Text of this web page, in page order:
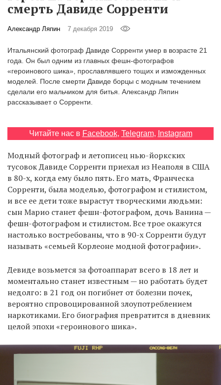
смерть Давиде Сорренти
Александр Ляпин 7 декабря 2019
Итальянский фотограф Давиде Сорренти умер в возрасте 21
года. Он был одним из главных фешн-фотографов
«героинового шика», прославлявшего тощих и изможденных
моделей. После смерти Давиде борцы с модным течением
сделали его мальчиком для битья. Александр Ляпин
рассказывает о Сорренти.
Читайте нас в Facebook, Telegram, Instagram
Модный фотограф и летописец нью-йоркских
тусовок Давиде Сорренти приехал из Неаполя в США
в 80-х, когда ему было пять. Его мать, Франческа
Сорренти, была моделью, фотографом и стилистом,
и все ее дети тоже вырастут творческими людьми:
сын Марио станет фешн-фотографом, дочь Ванина —
фешн-фотографом и стилистом. Все трое окажутся
настолько востребованы, что в 90-х Сорренти будут
называть «семьей Корлеоне модной фотографии».
Девиде возьмется за фотоаппарат всего в 18 лет и
моментально станет известным — но работать будет
недолго: в 21 год он погибнет от болезни почек,
вероятно спровоцированной злоупотреблением
наркотиками. Его биография превратится в дневник
целой эпохи «героинового шика».